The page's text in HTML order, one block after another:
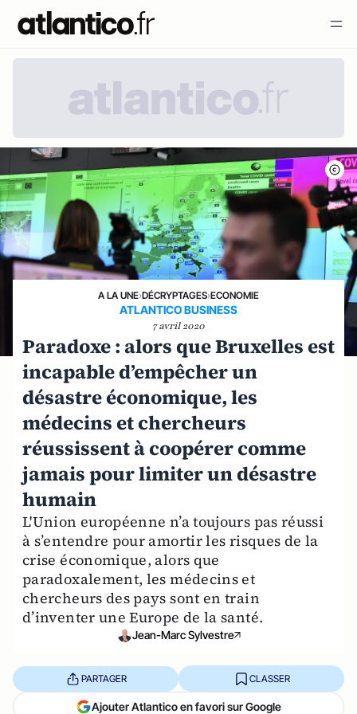
A LA UNE›DÉCRYPTAGES›ECONOMIE
ATLANTICO BUSINESS
7 avril 2020
Paradoxe : alors que Bruxelles est
incapable d’empêcher un
désastre économique, les
médecins et chercheurs
réussissent à coopérer comme
jamais pour limiter un désastre
humain
L'Union européenne n’a toujours pas réussi
à s’entendre pour amortir les risques de la
crise économique, alors que
paradoxalement, les médecins et
chercheurs des pays sont en train
d’inventer une Europe de la santé.
Jean-Marc Sylvestre
PARTAGER CLASSER
Ajouter Atlantico en favori sur Google